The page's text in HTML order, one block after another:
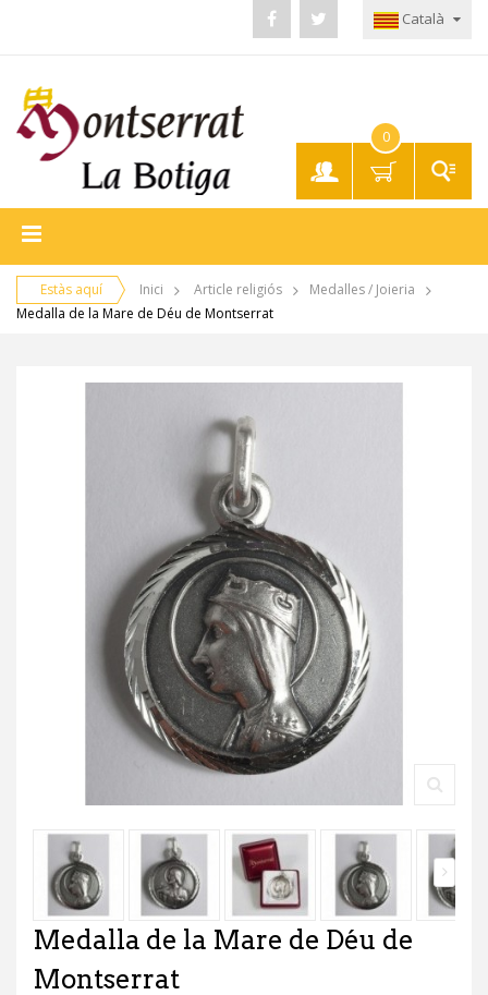
compte
Català
0
Estàs aquí Inici Article religiós
Medalles / Joieria
Medalla de la Mare de Déu de Montserrat
Medalla de la Mare de Déu de
Montserrat